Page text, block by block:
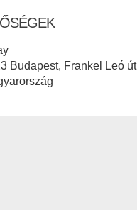
Budapest, Frankel Leó